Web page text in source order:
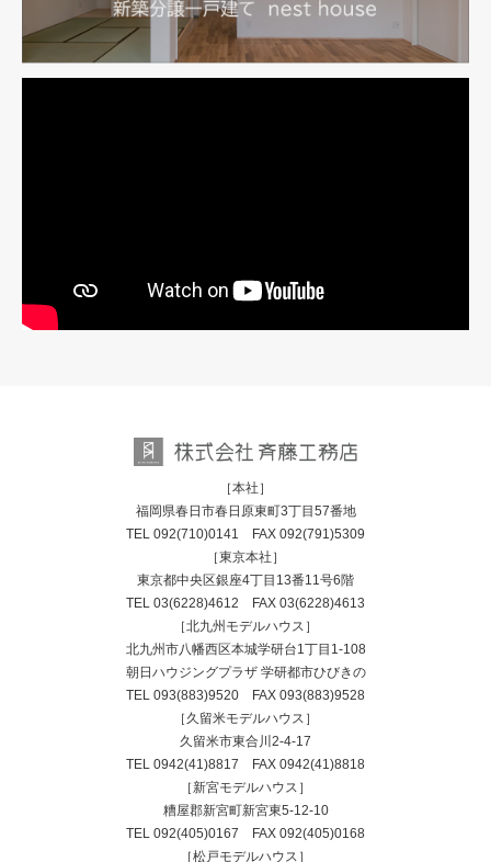
［本社］
福岡県春日市春日原東町3丁目57番地
TEL 092(710)0141 FAX 092(791)5309
［東京本社］
東京都中央区銀座4丁目13番11号6階
TEL 03(6228)4612 FAX 03(6228)4613
［北九州モデルハウス］
北九州市八幡西区本城学研台1丁目1-108
朝日ハウジングプラザ 学研都市ひびきの
TEL 093(883)9520 FAX 093(883)9528
［久留米モデルハウス］
久留米市東合川2-4-17
TEL 0942(41)8817 FAX 0942(41)8818
［新宮モデルハウス］
糟屋郡新宮町新宮東5-12-10
TEL 092(405)0167 FAX 092(405)0168
［松戸モデルハウス］